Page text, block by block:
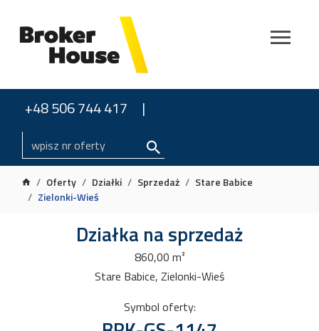
+48 506 744 417
Oferty Działki Sprzedaż
Stare Babice
Zielonki-Wieś
Działka na sprzedaż
860,00 m²
Stare Babice, Zielonki-Wieś
Symbol oferty: